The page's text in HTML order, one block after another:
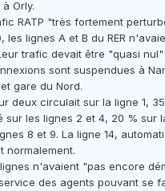
Orly.
RATP "très fortement
les lignes A et B du RER
trafic devait être "quasi
sont suspendues à
gare du Nord.
deux circulait sur la ligne 1,
sur les lignes 2 et 4, 20 % sur
8 et 9. La ligne 14,
normalement.
n'avaient "pas encore
des agents pouvant se